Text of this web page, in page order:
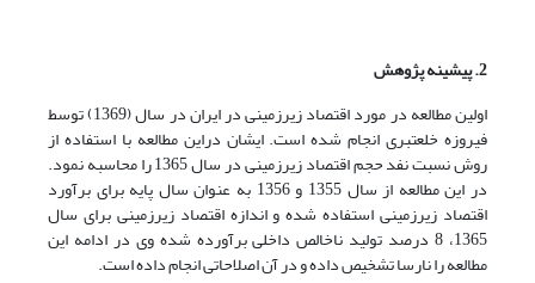
2. پیشینه پژوهش
اولین مطالعه در مورد اقتصاد زیرزمینی در ایران در سال (1369) توسط
فیروزه خلعتبری انجام شده است. ایشان دراین مطالعه با استفاده از
روش نسبت نفد حجم اقتصاد زیرزمینی در سال 1365 را محاسبه نمود.
در این مطالعه از سال 1355 و 1356 به عنوان سال پایه برای برآورد
اقتصاد زیرزمینی استفاده شده و اندازه اقتصاد زیرزمینی برای سال
1365، 8 درصد تولید ناخالص داخلی برآورده شده وی در ادامه این
مطالعه را نارسا تشخیص داده و در آن اصلاحاتی انجام داده است.